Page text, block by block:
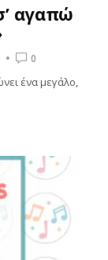
αγαπώ
0
ένα μεγάλο,